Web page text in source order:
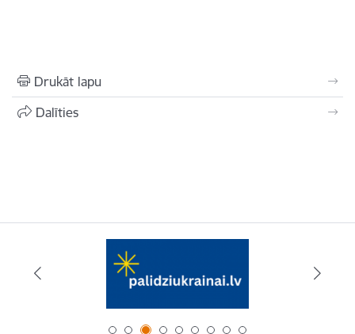
Drukāt lapu
Dalīties